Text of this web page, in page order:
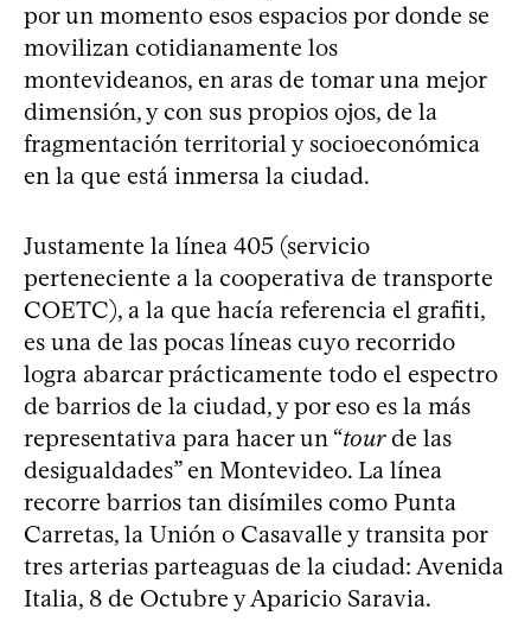
por un momento esos espacios por donde se
movilizan cotidianamente los
montevideanos, en aras de tomar una mejor
dimensión, y con sus propios ojos, de la
fragmentación territorial y socioeconómica
en la que está inmersa la ciudad.
Justamente la línea 405 (servicio
perteneciente a la cooperativa de transporte
COETC), a la que hacía referencia el grafiti,
es una de las pocas líneas cuyo recorrido
logra abarcar prácticamente todo el espectro
de barrios de la ciudad, y por eso es la más
representativa para hacer un “tourde las
desigualdades” en Montevideo. La línea
recorre barrios tan disímiles como Punta
Carretas, la Unión o Casavalle y transita por
tres arterias parteaguas de la ciudad: Avenida
Italia, 8 de Octubre y Aparicio Saravia.